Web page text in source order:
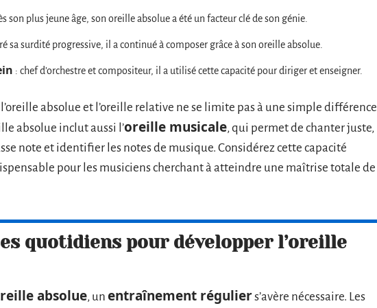
son plus jeune âge, son oreille absolue a été un facteur clé de son génie.
sa surdité progressive, il a continué à composer grâce à son oreille absolue.
: chef d’orchestre et compositeur, il a utilisé cette capacité pour diriger et enseigner.
absolue et l’oreille relative ne se limite pas à une simple différence
absolue inclut aussi l’oreille musicale, qui permet de chanter juste,
note et identifier les notes de musique. Considérez cette capacité
pour les musiciens cherchant à atteindre une maîtrise totale de
quotidiens pour développer l’oreille
absolue, un entraînement réguliers’avère nécessaire. Les